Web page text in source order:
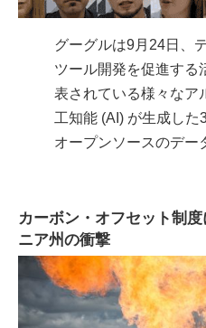
グーグルは9月24日、
ツール開発を促進する
表されている様々なア
工知能 (AI) が生成し
オープンソースのデー
カーボン・オフセット制
ニア州の衝撃